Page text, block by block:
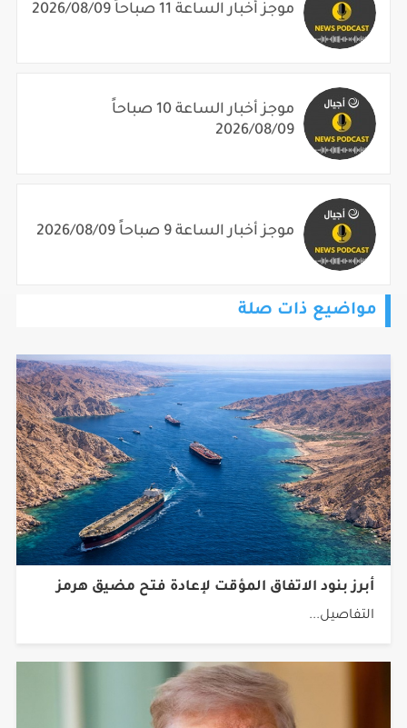
موجز أخبار الساعة 11 صباحاً 2026/08/09
موجز أخبار الساعة 10 صباحاً
2026/08/09
موجز أخبار الساعة 9 صباحاً 2026/08/09
مواضيع ذات صلة
أبرز بنود الاتفاق المؤقت لإعادة فتح مضيق هرمز
التفاصيل...